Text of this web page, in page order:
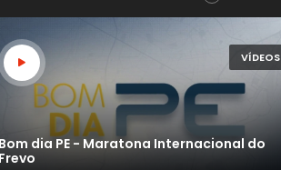
Bom dia PE - Maratona Internacional do
Frevo
VÍDEOS